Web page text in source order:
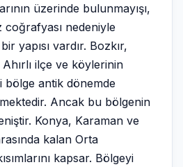
üzerinde bulunmayışı,
coğrafyası nedeniyle
yapısı vardır. Bozkır,
ilçe ve köylerinin
antik dönemde
Ancak bu bölgenin
Konya, Karaman ve
kalan Orta
kapsar. Bölgeyi